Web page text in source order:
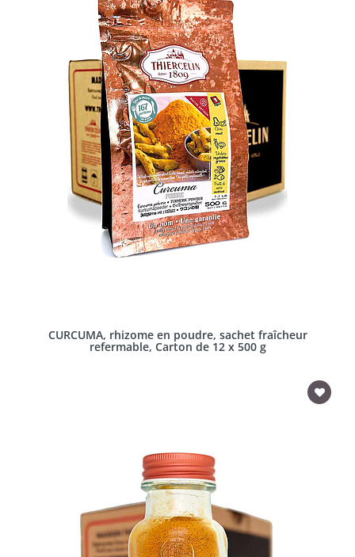
CURCUMA, rhizome en poudre, sachet fraîcheur
refermable, Carton de 12 x 500 g